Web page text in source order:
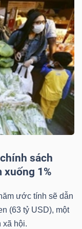
sách
1%
ước tính sẽ dẫn
(63 tỷ USD), một
xã hội.